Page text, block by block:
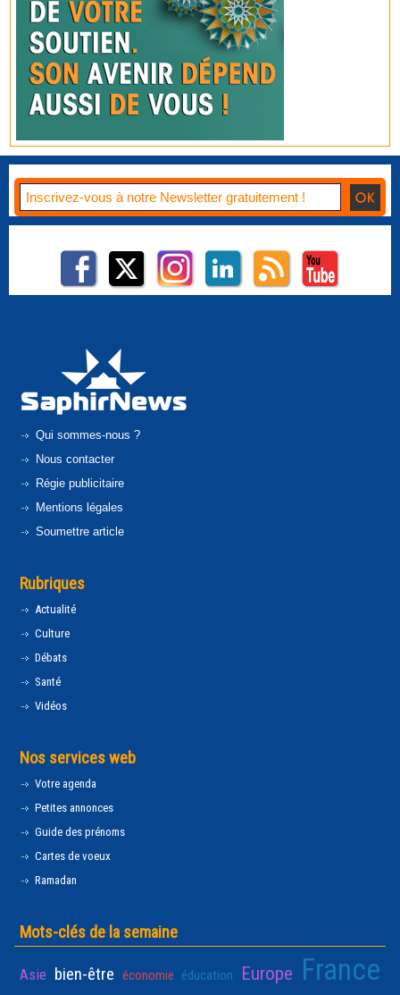
Qui sommes-nous ?
Nous contacter
Régie publicitaire
Mentions légales
Soumettre article
Rubriques
Actualité
Culture
Débats
Santé
Vidéos
Nos services web
Votre agenda
Petites annonces
Guide des prénoms
Cartes de voeux
Ramadan
Mots-clés de la semaine
Asie bien-être économie éducation Europe France